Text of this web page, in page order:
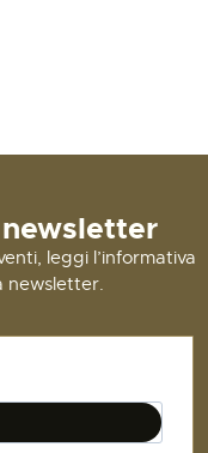
leggi l’informativa
newsletter.